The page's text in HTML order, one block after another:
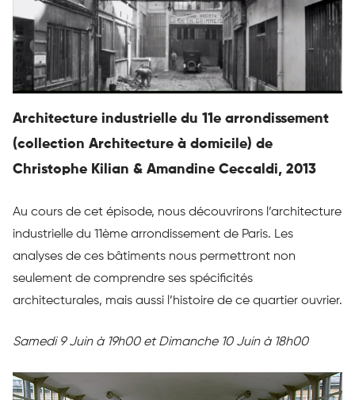
Architecture industrielle du 11e arrondissement
(collection Architecture à domicile) de
Christophe Kilian & Amandine Ceccaldi, 2013
Au cours de cet épisode, nous découvrirons l’architecture
industrielle du 11ème arrondissement de Paris. Les
analyses de ces bâtiments nous permettront non
seulement de comprendre ses spécificités
architecturales, mais aussi l’histoire de ce quartier ouvrier.
Samedi 9 Juin à 19h00 et Dimanche 10 Juin à 18h00